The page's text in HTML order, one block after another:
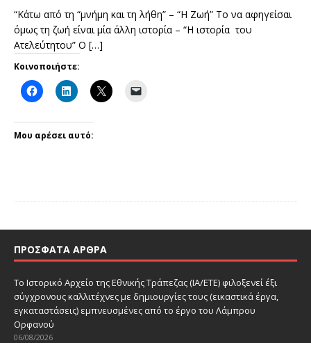
“Κάτω από τη “μνήμη και τη λήθη” – “Η Ζωή” Το να αφηγείσαι
όμως τη ζωή είναι μία άλλη ιστορία – “Η ιστορία του
Ατελεύτητου” Ο […]
Κοινοποιήστε:
Μου αρέσει αυτό:
ΠΡΌΣΦΑΤΑ ΆΡΘΡΑ
Το Ιστορικό Αρχείο της Εθνικής Τράπεζας (ΙΑ/ΕΤΕ) φιλοξενεί έξι
σύγχρονους καλλιτέχνες με δημιουργίες τους (εικαστικά έργα,
εγκαταστάσεις) εμπνευσμένες από το έργο του Λάμπρου
Ορφανού
06/08/2026